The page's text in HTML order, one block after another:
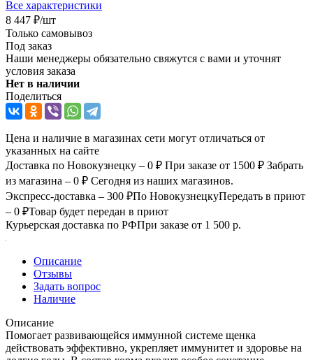
Все характеристики
8 447 ₽/шт
Только самовывоз
Под заказ
Наши менеджеры обязательно свяжутся с вами и уточнят
условия заказа
Нет в наличии
Поделиться
Цена и наличие в магазинах сети могут отличаться от
указанных на сайте
Доставка по Новокузнецку – 0 ₽ При заказе от 1500 ₽ Забрать
из магазина – 0 ₽ Сегодня из наших магазинов.
Экспресс-доставка – 300 ₽По НовокузнецкуПередать в приют
– 0 ₽Товар будет передан в приют
Курьерская доставка по РФПри заказе от 1 500 р.
Описание
Отзывы
Задать вопрос
Наличие
Описание
Помогает развивающейся иммунной системе щенка
действовать эффективно, укрепляет иммунитет и здоровье на